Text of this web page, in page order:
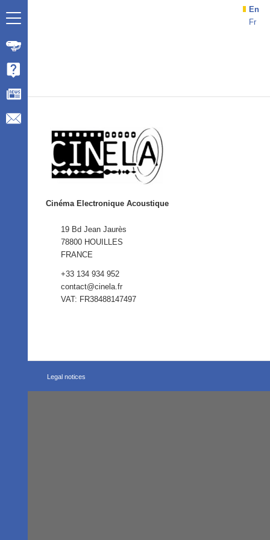
En
Fr
Cinéma Electronique Acoustique
19 Bd Jean Jaurès
78800 HOUILLES
FRANCE
+33 134 934 952
contact@cinela.fr
VAT: FR38488147497
Legal notices